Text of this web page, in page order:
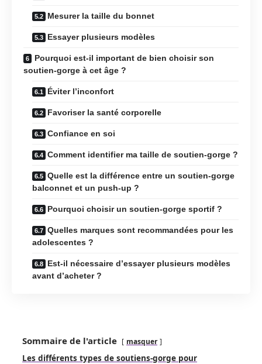
Mesurer la taille du bonnet
Essayer plusieurs modèles
Pourquoi est-il important de bien choisir son
soutien-gorge à cet âge ?
Éviter l’inconfort
Favoriser la santé corporelle
Confiance en soi
Comment identifier ma taille de soutien-gorge ?
Quelle est la différence entre un soutien-gorge
balconnet et un push-up ?
Pourquoi choisir un soutien-gorge sportif ?
Quelles marques sont recommandées pour les
adolescentes ?
Est-il nécessaire d’essayer plusieurs modèles
avant d’acheter ?
Sommaire de l'article masquer
Les différents types de soutiens-gorge pour